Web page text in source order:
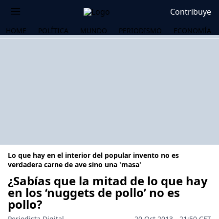
Contribuye
HOME POLÍTICA MUNDO PERIODISMO ECONOMÍA
Lo que hay en el interior del popular invento no es
verdadera carne de ave sino una 'masa'
¿Sabías que la mitad de lo que hay
en los ‘nuggets de pollo’ no es
pollo?